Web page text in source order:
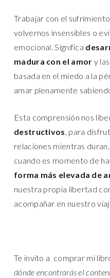
Trabajar con el
volvernos insensibles o
emocional. Significa
madura con el amor y
basada en el miedo a la
amar plenamente
Esta comprensión nos
destructivos, para
relaciones mientras
cuando es momento de
forma más elevada de
nuestra propia libertad
acompañar en nuestro
Te invito a comprar mi
dónde encontrarás el